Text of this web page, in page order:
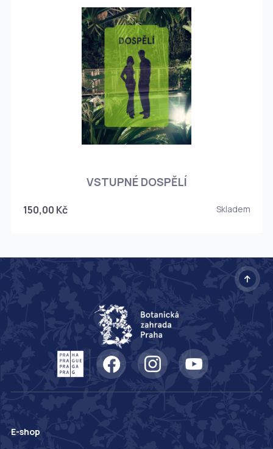
VSTUPNÉ DOSPĚLÍ
150,00 Kč Skladem
E-shop